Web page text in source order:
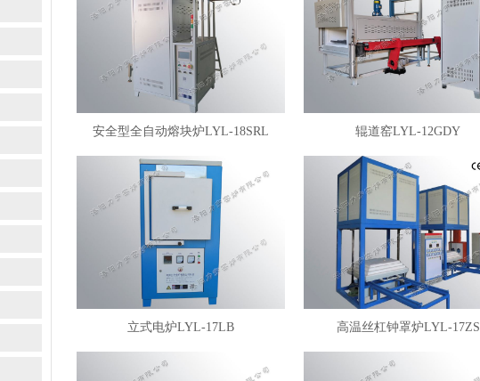
安全型全自动熔块炉LYL-18SRL 辊道窑LYL-12GDY
立式电炉LYL-17LB 高温丝杠钟罩炉LYL-17ZS